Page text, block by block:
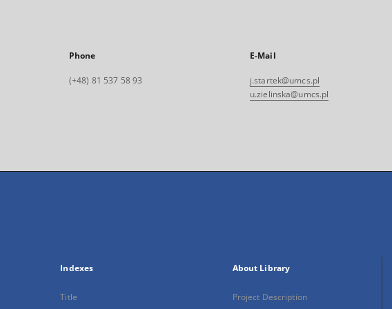
Phone
(+48) 81 537 58 93
E-Mail
j.startek@umcs.pl
u.zielinska@umcs.pl
Indexes
Title
About Library
Project Description